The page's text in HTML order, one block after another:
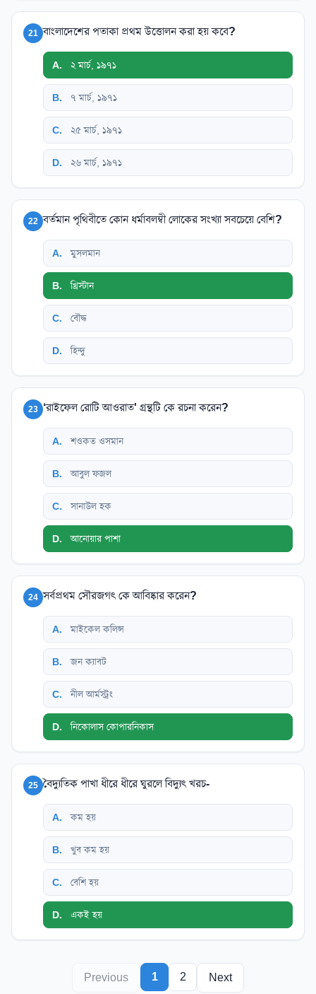
21 বাংলাদেশের পতাকা প্রথম উত্তোলন করা হয় কবে?
A. ২ মার্চ, ১৯৭১
B. ৭ মার্চ, ১৯৭১
C. ২৫ মার্চ, ১৯৭১
D. ২৬ মার্চ, ১৯৭১
22 বর্তমান পৃথিবীতে কোন ধর্মাবলম্বী লোকের সংখ্যা সবচেয়ে বেশি?
A. মুসলমান
B. খ্রিস্টান
C. বৌদ্ধ
D. হিন্দু
23 ‘রাইফেল রোটি আওরাত' গ্রন্থটি কে রচনা করেন?
A. শওকত ওসমান
B. আবুল ফজল
C. সানাউল হক
D. আনোয়ার পাশা
24 সর্বপ্রথম সৌরজগৎ কে আবিষ্কার করেন?
A. মাইকেল কলিন্স
B. জন ক্যাবট
C. নীল আর্মস্ট্রং
D. নিকোলাস কোপারনিকাস
25 বৈদ্যুতিক পাখা ধীরে ধীরে ঘুরলে বিদ্যুৎ খরচ-
A. কম হয়
B. খুব কম হয়
C. বেশি হয়
D. একই হয়
Previous 1 2 Next